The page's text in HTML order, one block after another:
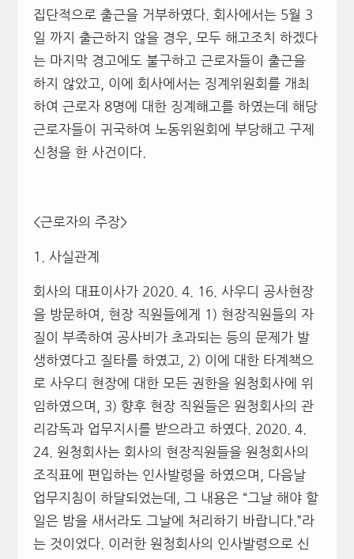
집단적으로 출근을 거부하였다. 회사에서는 5월 3
일 까지 출근하지 않을 경우, 모두 해고조치 하겠다
는 마지막 경고에도 불구하고 근로자들이 출근을
하지 않았고, 이에 회사에서는 징계위원회를 개최
하여 근로자 8명에 대한 징계해고를 하였는데 해당
근로자들이 귀국하여 노동위원회에 부당해고 구제
신청을 한 사건이다.
<근로자의 주장>
1. 사실관계
회사의 대표이사가 2020. 4. 16. 사우디 공사현장
을 방문하여, 현장 직원들에게 1) 현장직원들의 자
질이 부족하여 공사비가 초과되는 등의 문제가 발
생하였다고 질타를 하였고, 2) 이에 대한 타계책으
로 사우디 현장에 대한 모든 권한을 원청회사에 위
임하였으며, 3) 향후 현장 직원들은 원청회사의 관
리감독과 업무지시를 받으라고 하였다. 2020. 4.
24. 원청회사는 회사의 현장직원들을 원청회사의
조직표에 편입하는 인사발령을 하였으며, 다음날
업무지침이 하달되었는데, 그 내용은 “그날 해야 할
일은 밤을 새서라도 그날에 처리하기 바랍니다.”라
는 것이었다. 이러한 원청회사의 인사발령으로 신